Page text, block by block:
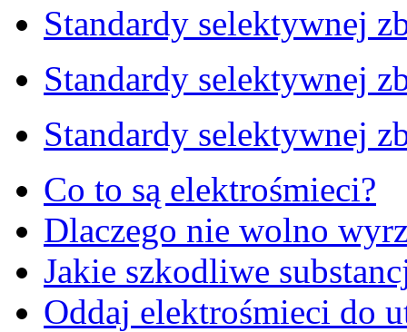
Standardy selektywnej
Standardy selektywnej
Standardy selektywnej
Co to są elektrośmieci?
Dlaczego nie wolno
Jakie szkodliwe
Oddaj elektrośmieci do